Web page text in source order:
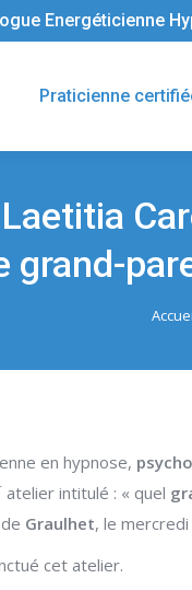
Energéticienne
Praticienne
grand-
en hypnose,
atelier intitulé : « quel
Graulhet, le
cet atelier.